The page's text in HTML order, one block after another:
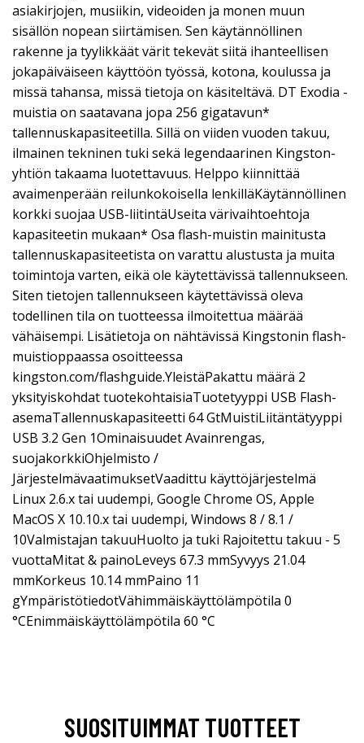
asiakirjojen, musiikin, videoiden ja monen muun
sisällön nopean siirtämisen. Sen käytännöllinen
rakenne ja tyylikkäät värit tekevät siitä ihanteellisen
jokapäiväiseen käyttöön työssä, kotona, koulussa ja
missä tahansa, missä tietoja on käsiteltävä. DT Exodia -
muistia on saatavana jopa 256 gigatavun*
tallennuskapasiteetilla. Sillä on viiden vuoden takuu,
ilmainen tekninen tuki sekä legendaarinen Kingston-
yhtiön takaama luotettavuus. Helppo kiinnittää
avaimenperään reilunkokoisella lenkilläKäytännöllinen
korkki suojaa USB-liitintäUseita värivaihtoehtoja
kapasiteetin mukaan* Osa flash-muistin mainitusta
tallennuskapasiteetista on varattu alustusta ja muita
toimintoja varten, eikä ole käytettävissä tallennukseen.
Siten tietojen tallennukseen käytettävissä oleva
todellinen tila on tuotteessa ilmoitettua määrää
vähäisempi. Lisätietoja on nähtävissä Kingstonin flash-
muistioppaassa osoitteessa
kingston.com/flashguide.YleistäPakattu määrä 2
yksityiskohdat tuotekohtaisiaTuotetyyppi USB Flash-
asemaTallennuskapasiteetti 64 GtMuistiLiitäntätyyppi
USB 3.2 Gen 1Ominaisuudet Avainrengas,
suojakorkkiOhjelmisto /
JärjestelmävaatimuksetVaadittu käyttöjärjestelmä
Linux 2.6.x tai uudempi, Google Chrome OS, Apple
MacOS X 10.10.x tai uudempi, Windows 8 / 8.1 /
10Valmistajan takuuHuolto ja tuki Rajoitettu takuu - 5
vuottaMitat & painoLeveys 67.3 mmSyvyys 21.04
mmKorkeus 10.14 mmPaino 11
gYmpäristötiedotVähimmäiskäyttölämpötila 0
°CEnimmäiskäyttölämpötila 60 °C
SUOSITUIMMAT TUOTTEET